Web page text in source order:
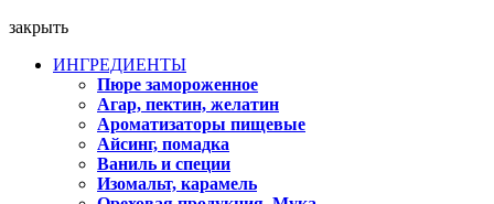
закрыть
ИНГРЕДИЕНТЫ
Пюре замороженное
Агар, пектин, желатин
Ароматизаторы пищевые
Айсинг, помадка
Ваниль и специи
Изомальт, карамель